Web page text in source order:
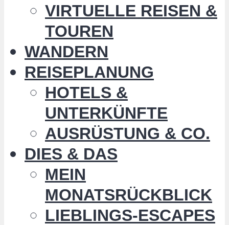
VIRTUELLE REISEN &
TOUREN
WANDERN
REISEPLANUNG
HOTELS &
UNTERKÜNFTE
AUSRÜSTUNG & CO.
DIES & DAS
MEIN
MONATSRÜCKBLICK
LIEBLINGS-ESCAPES